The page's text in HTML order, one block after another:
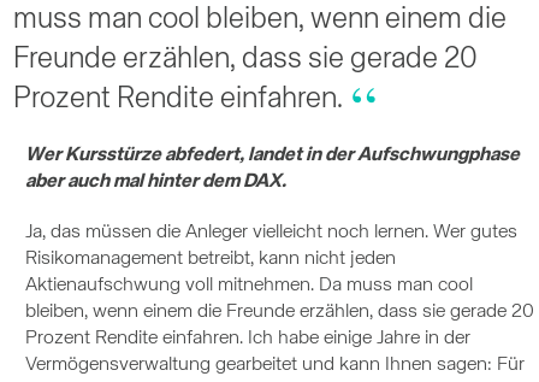
muss man cool bleiben, wenn einem die
Freunde erzählen, dass sie gerade 20
Prozent Rendite einfahren.
Wer Kursstürze abfedert, landet in der Aufschwungphase
aber auch mal hinter dem DAX.
Ja, das müssen die Anleger vielleicht noch lernen. Wer gutes
Risikomanagement betreibt, kann nicht jeden
Aktienaufschwung voll mitnehmen. Da muss man cool
bleiben, wenn einem die Freunde erzählen, dass sie gerade 20
Prozent Rendite einfahren. Ich habe einige Jahre in der
Vermögensverwaltung gearbeitet und kann Ihnen sagen: Für